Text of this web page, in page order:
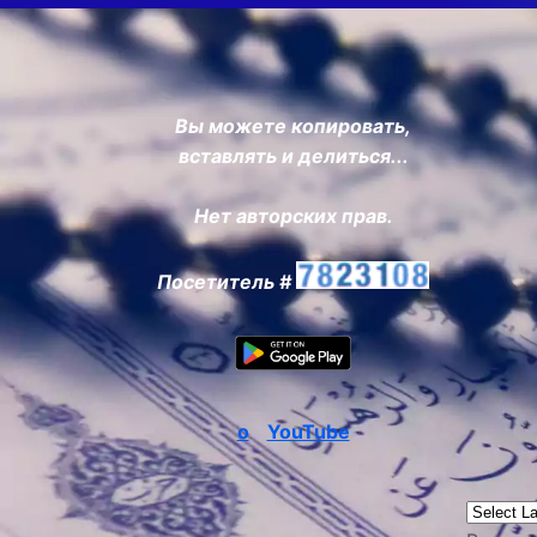
Вы можете копировать,
вставлять и делиться...
Нет авторских прав.
Посетитель #
о YouTube